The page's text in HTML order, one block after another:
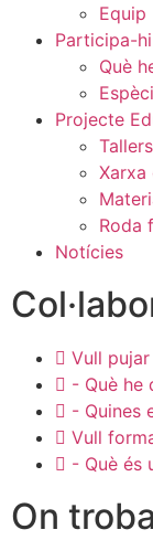
Equip
Participa-hi
Què
Projecte
Xarxa
Roda
Notícies
Vull
- Què he
- Quines
Vull
- Què és
On